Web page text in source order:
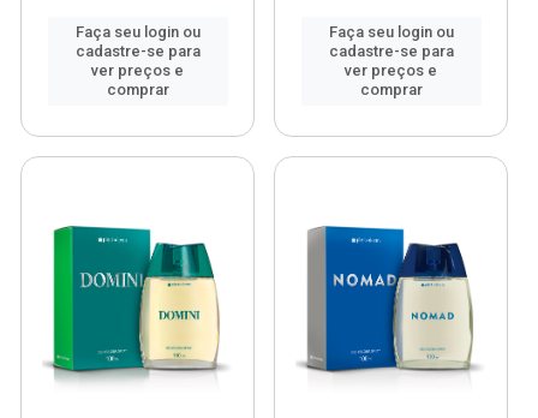
Faça seu login ou
cadastre-se para
ver preços e
comprar
Faça seu login ou
cadastre-se para
ver preços e
comprar